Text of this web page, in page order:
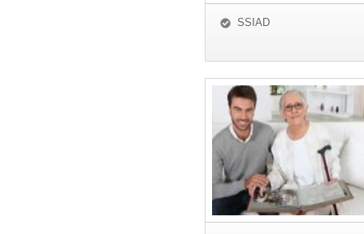
SSIAD